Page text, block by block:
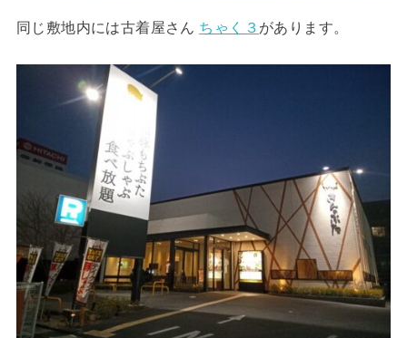
同じ敷地内には古着屋さん ちゃく３ があります。